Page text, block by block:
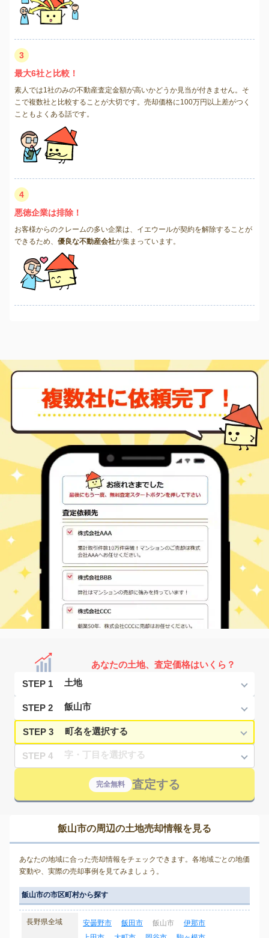
3
最大6社と比較！
素人では1社のみの不動産査定金額が高いかどうか見当が付きません。そ
こで複数社と比較することが大切です。売却価格に100万円以上差がつく
こともよくある話です。
4
悪徳企業は排除！
お客様からのクレームの多い企業は、イエウールが契約を解除することが
できるため、 優良な不動産会社が集まっています。
あなたの土地、査定価格はいくら？
STEP 1
STEP 2
STEP 3
STEP 4
完全無料 査定する
飯山市の周辺の土地売却情報を見る
あなたの地域に合った売却情報をチェックできます。各地域ごとの地価
変動や、実際の売却事例を見てみましょう。
飯山市の市区町村から探す
長野県全域 安曇野市 飯田市 飯山市
伊那市